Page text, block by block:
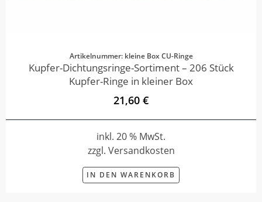
Artikelnummer: kleine Box CU-Ringe
Kupfer-Dichtungsringe-Sortiment – 206 Stück
Kupfer-Ringe in kleiner Box
21,60 €
inkl. 20 % MwSt.
zzgl. Versandkosten
IN DEN WARENKORB